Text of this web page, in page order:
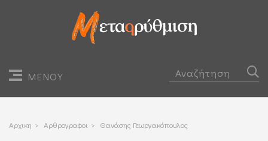
ΜΕΝΟΥ
Αρχικη > Αρθρογραφοι > Θανάσης Γεωργακόπουλος